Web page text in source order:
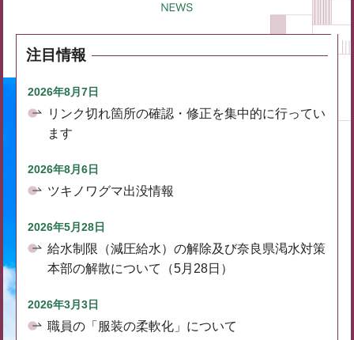
注目情報
2026年8月7日
リンク切れ箇所の確認・修正を集中的に行ってい
ます
2026年8月6日
ツキノワグマ出没情報
2026年5月28日
給水制限（減圧給水）の解除及び奈良県渇水対策
本部の解散について（5月28日）
2026年3月3日
職員の「服装の柔軟化」について